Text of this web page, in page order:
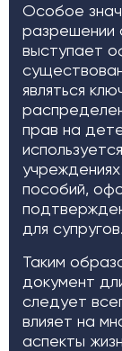
Особое
разрешении
выступает
являться
прав на
пособий,
для супругов.
Таким
документ
следует
влияет на
аспекты